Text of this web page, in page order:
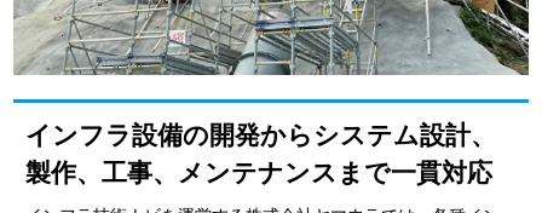
インフラ設備の開発からシステム設計、
製作、工事、メンテナンスまで一貫対応